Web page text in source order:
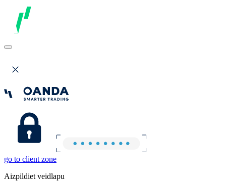
go to client zone
Aizpildiet veidlapu